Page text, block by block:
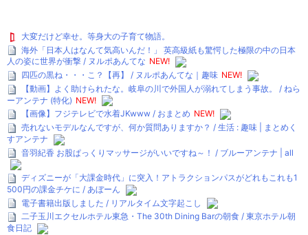
大変だけど幸せ。等身大の子育て物語。
海外「日本人はなんて気高いんだ！」 英高級紙も驚愕した極限の中の日本
人の姿に世界が衝撃 / ヌルポあんてな NEW!
四匹の黒ね・・・こ？【再】 / ヌルポあんてな｜趣味 NEW!
【動画】よく助けられたな。岐阜の川で外国人が溺れてしまう事故。 / ねら
ーアンテナ (特化) NEW!
【画像】フジテレビで水着JKwww / おまとめ NEW!
売れないモデルなんですが、何か質問ありますか？ / 生活 : 趣味 | まとめく
すアンテナ
音羽紀香 お股ぱっくりマッサージがいいですね～！ / ブルーアンテナ | all
ディズニーが「大課金時代」に突入！アトラクションパスがどれもこれも1
500円の課金チケに / あぼーん
電子書籍出版しました / リアルタイム文字起こし
二子玉川エクセルホテル東急・The 30th Dining Barの朝食 / 東京ホテル朝
食日記